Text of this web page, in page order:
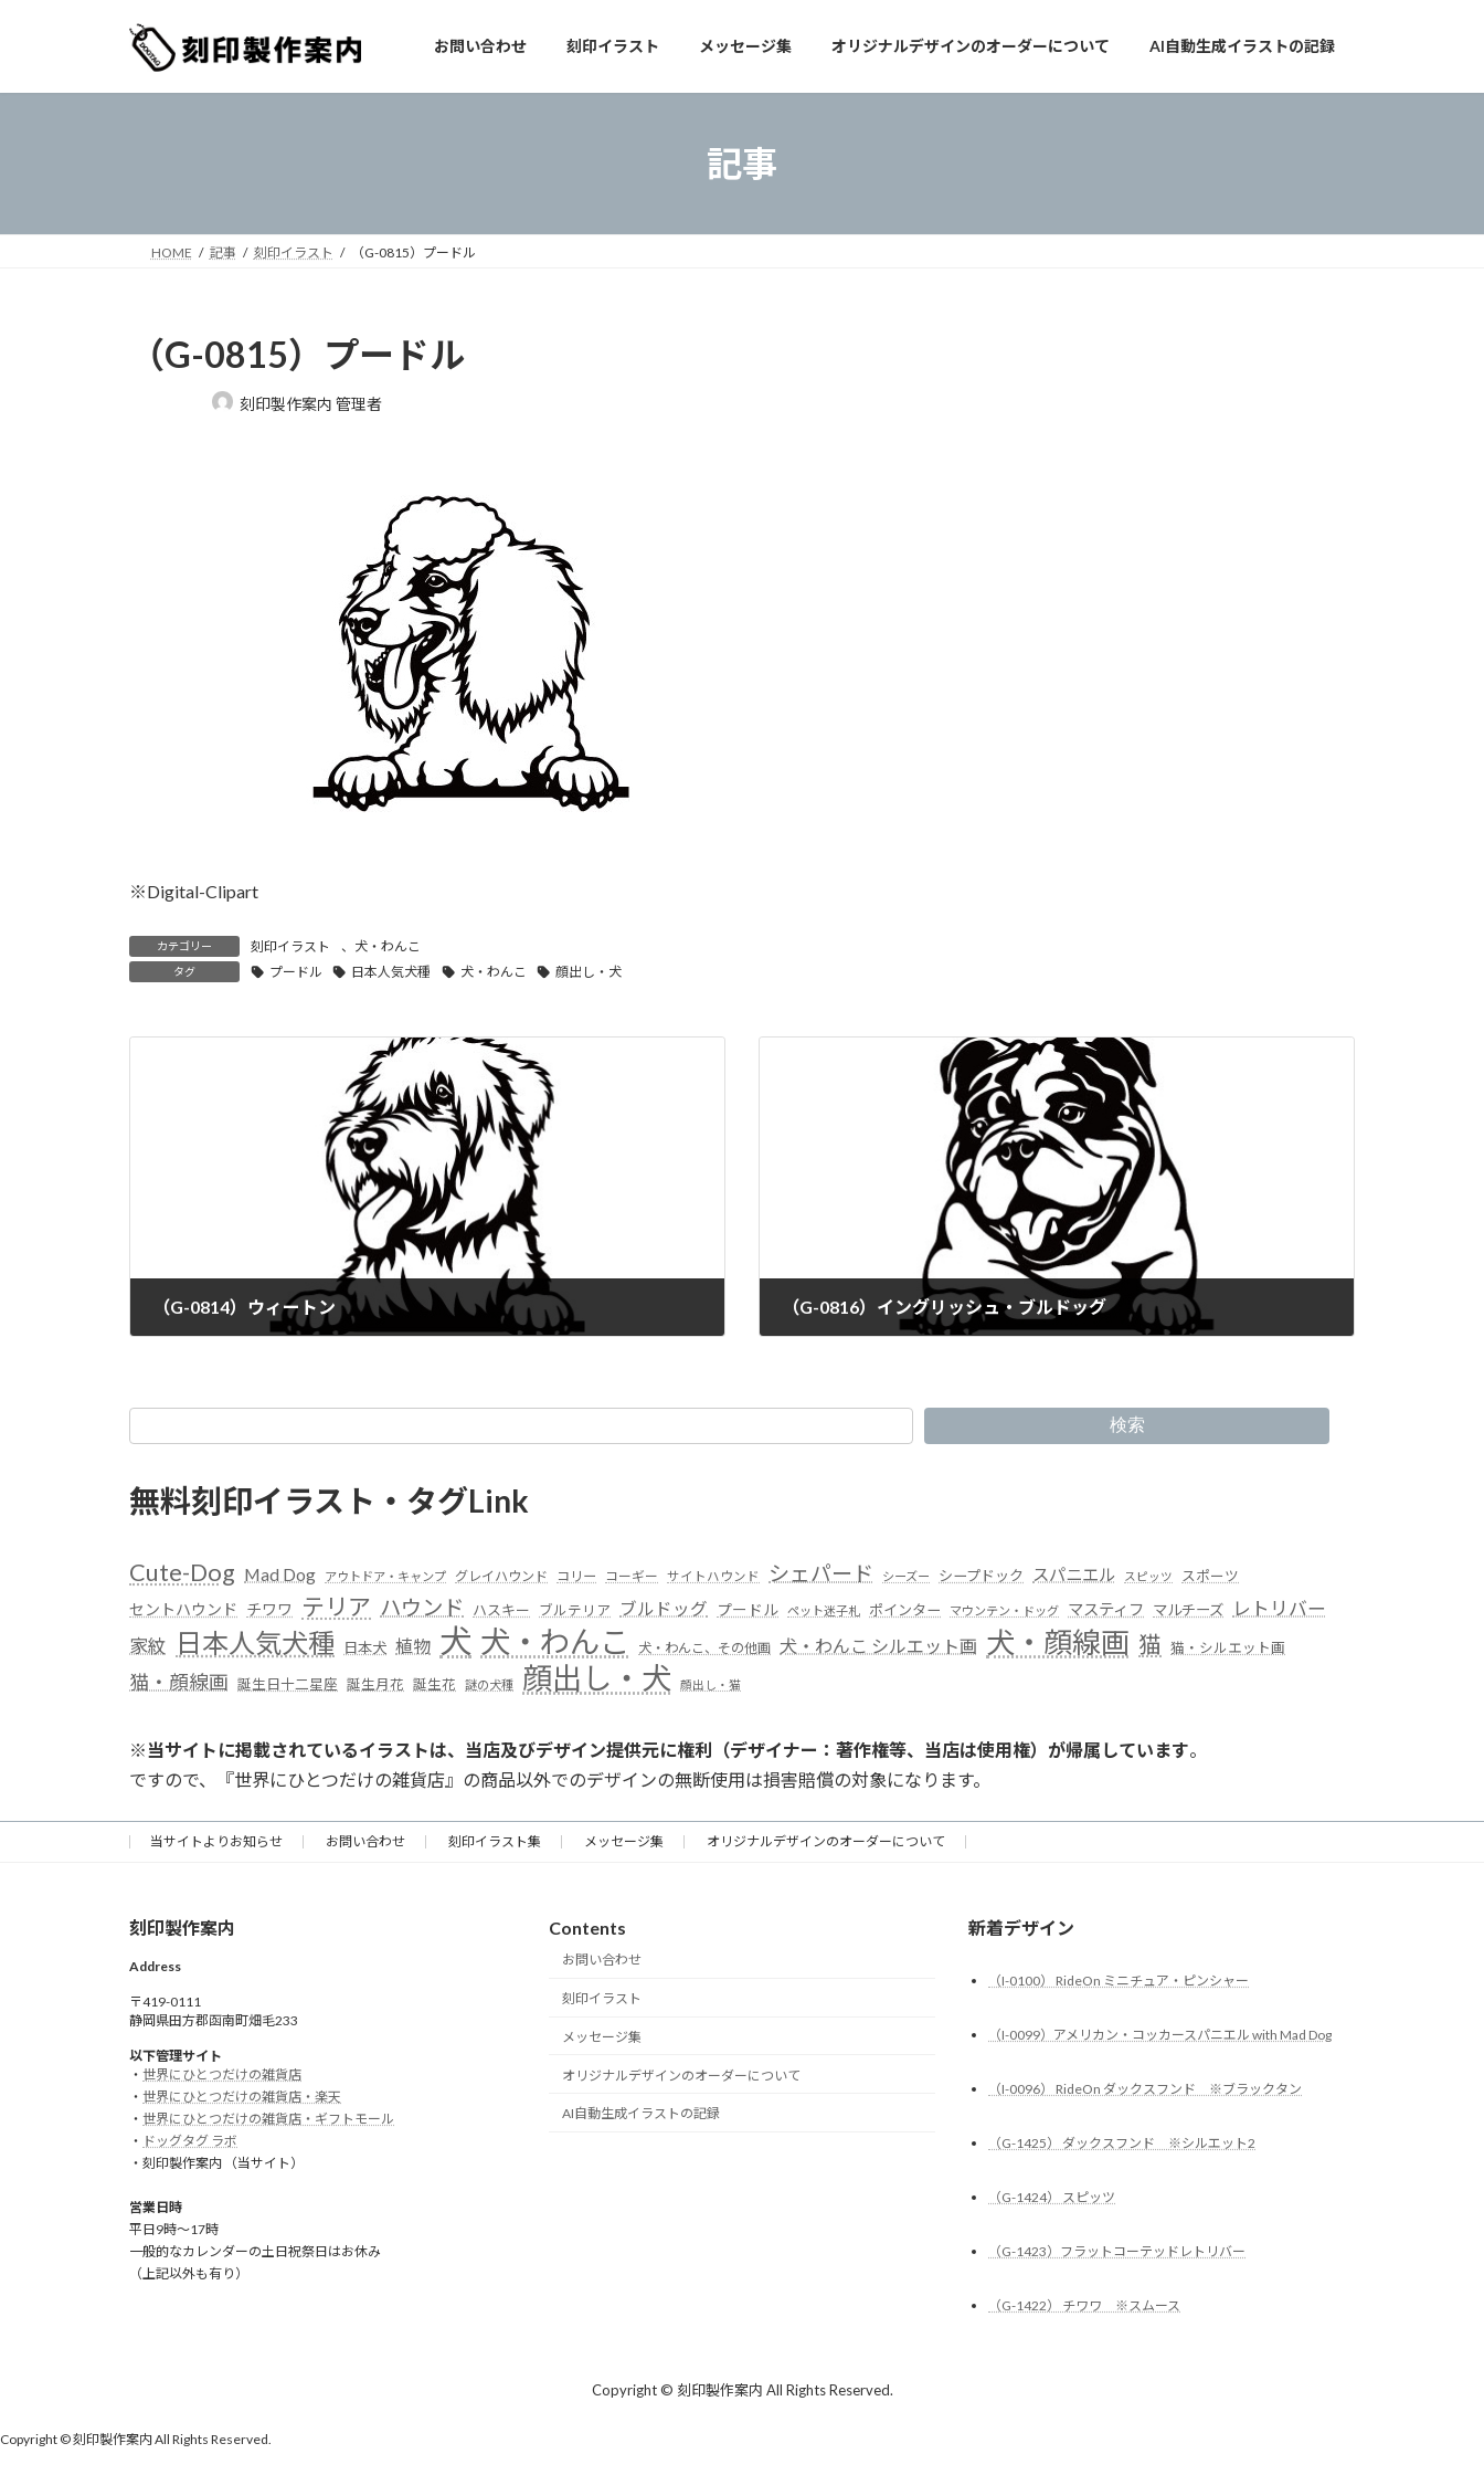
ン
ー
お問い合わせ 刻印イラスト メッセージ集 オリジナルデザインのオーダーについて AI自動生成イラストの記録
記事
HOME 記事 刻印イラスト （G-0815）プードル
（G-0815）プードル
最
刻印製作案内 管理者
※Digital-Clipart
カテゴリー 刻印イラスト 、 犬・わんこ
タグ プードル 日本人気犬種 犬・わんこ 顔出し・犬
（G-0814）ウィートン （G-0816）イングリッシュ・ブルドッグ
検索
無料刻印イラスト・タグLink
Cute-Dog Mad Dog アウトドア・キャンプ グレイハウンド コリー コーギー サイトハウンド シェパード シーズー シープドック スパニエル スピッツ スポーツ
セントハウンド チワワ テリア ハウンド ハスキー ブルテリア ブルドッグ プードル ペット迷子札 ポインター マウンテン・ドッグ マスティフ マルチーズ レトリバー
家紋 日本人気犬種 日本犬 植物 犬 犬・わんこ 犬・わんこ、その他画 犬・わんこ シルエット画 犬・顔線画 猫 猫・シルエット画
猫・顔線画 誕生日十二星座 誕生月花 誕生花 謎の犬種 顔出し・犬 顔出し・猫
※ 当サイトに掲載されているイラストは、当店及びデザイン提供元に権利（デザイナー：著作権等、当店は使用権）が帰属しています。
ですので、『世界にひとつだけの雑貨店』の商品以外でのデザインの無断使用は損害賠償の対象になります。
当サイトよりお知らせ お問い合わせ 刻印イラスト集 メッセージ集 オリジナルデザインのオーダーについて
刻印製作案内
Address
〒419-0111
静岡県田方郡函南町畑毛233
以下管理サイト
・ 世界にひとつだけの雑貨店
・ 世界にひとつだけの雑貨店・楽天
・ 世界にひとつだけの雑貨店・ギフトモール
・ ドッグタグ ラボ
・刻印製作案内 （当サイト）
営業日時
平日9時～17時
一般的なカレンダーの土日祝祭日はお休み
（上記以外も有り）
Contents
お問い合わせ
刻印イラスト
メッセージ集
オリジナルデザインのオーダーについて
AI自動生成イラストの記録
新着デザイン
（I-0100） RideOn ミニチュア・ピンシャー
（I-0099）アメリカン・コッカースパニエル with Mad Dog
（I-0096） RideOn ダックスフンド ※ブラックタン
（G-1425） ダックスフンド ※シルエット2
（G-1424） スピッツ
（G-1423）フラットコーテッドレトリバー
（G-1422） チワワ ※スムース
Copyright © 刻印製作案内 All Rights Reserved.
Copyright © 刻印製作案内 All Rights Reserved.